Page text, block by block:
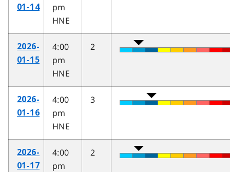
01-14
pm
HNE
2026-
01-15
4:00
pm
HNE
2
2026-
01-16
4:00
pm
HNE
3
2026-
01-17
4:00
pm
2